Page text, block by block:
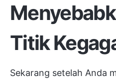
Titik
Sekarang setelah Anda